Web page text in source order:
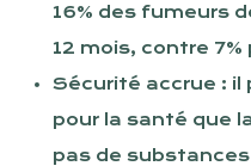
16% des fumeurs
12 mois, contre
Sécurité accrue : il
pour la santé que
pas de